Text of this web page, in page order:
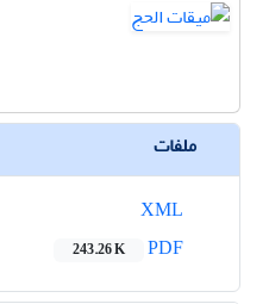
ملفات
243.26 K